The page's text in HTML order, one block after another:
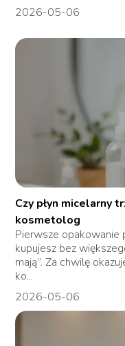
2026-05-06
Czy płyn micelarny
kosmetolog
Pierwsze opakowanie
kupujesz bez
mają”. Za chwilę
ko...
2026-05-06